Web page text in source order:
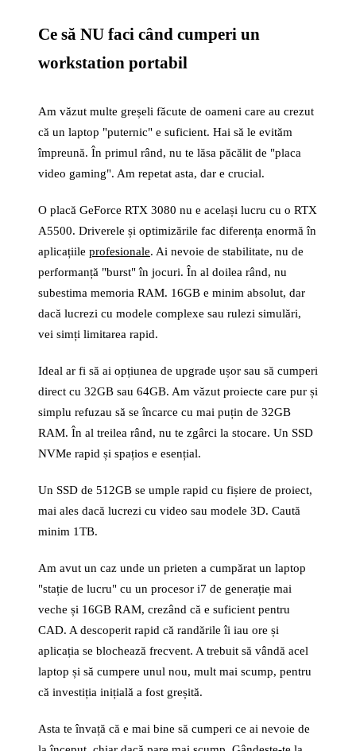
Ce să NU faci când cumperi un
workstation portabil
Am văzut multe greșeli făcute de oameni care au crezut
că un laptop "puternic" e suficient. Hai să le evităm
împreună. În primul rând, nu te lăsa păcălit de "placa
video gaming". Am repetat asta, dar e crucial.
O placă GeForce RTX 3080 nu e același lucru cu o RTX
A5500. Driverele și optimizările fac diferența enormă în
aplicațiile profesionale. Ai nevoie de stabilitate, nu de
performanță "burst" în jocuri. În al doilea rând, nu
subestima memoria RAM. 16GB e minim absolut, dar
dacă lucrezi cu modele complexe sau rulezi simulări,
vei simți limitarea rapid.
Ideal ar fi să ai opțiunea de upgrade ușor sau să cumperi
direct cu 32GB sau 64GB. Am văzut proiecte care pur și
simplu refuzau să se încarce cu mai puțin de 32GB
RAM. În al treilea rând, nu te zgârci la stocare. Un SSD
NVMe rapid și spațios e esențial.
Un SSD de 512GB se umple rapid cu fișiere de proiect,
mai ales dacă lucrezi cu video sau modele 3D. Caută
minim 1TB.
Am avut un caz unde un prieten a cumpărat un laptop
"stație de lucru" cu un procesor i7 de generație mai
veche și 16GB RAM, crezând că e suficient pentru
CAD. A descoperit rapid că randările îi iau ore și
aplicația se blochează frecvent. A trebuit să vândă acel
laptop și să cumpere unul nou, mult mai scump, pentru
că investiția inițială a fost greșită.
Asta te învață că e mai bine să cumperi ce ai nevoie de